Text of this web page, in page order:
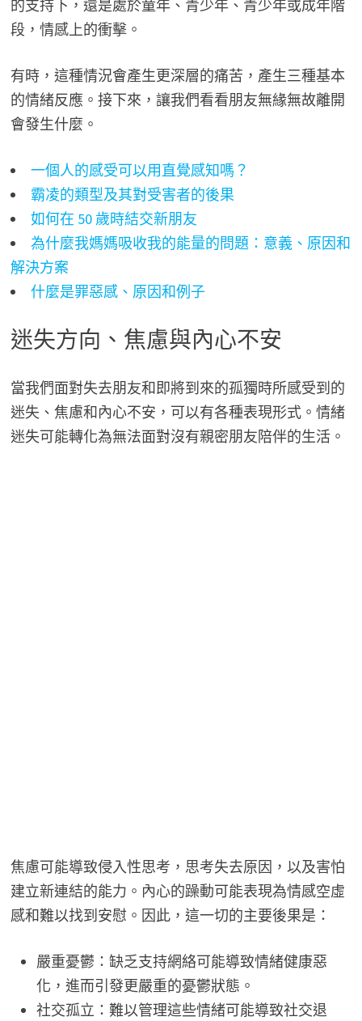
的支持下，還是處於童年、青少年、青少年或成年階
段，情感上的衝擊。
有時，這種情況會產生更深層的痛苦，產生三種基本
的情緒反應。接下來，讓我們看看朋友無緣無故離開
會發生什麼。
一個人的感受可以用直覺感知嗎？
霸凌的類型及其對受害者的後果
如何在 50 歲時結交新朋友
為什麼我媽媽吸收我的能量的問題：意義、原因和
解決方案
什麼是罪惡感、原因和例子
迷失方向、焦慮與內心不安
當我們面對失去朋友和即將到來的孤獨時所感受到的
迷失、焦慮和內心不安，可以有各種表現形式。情緒
迷失可能轉化為無法面對沒有親密朋友陪伴的生活。
焦慮可能導致侵入性思考，思考失去原因，以及害怕
建立新連結的能力。內心的躁動可能表現為情感空虛
感和難以找到安慰。因此，這一切的主要後果是：
嚴重憂鬱：缺乏支持網絡可能導致情緒健康惡
化，進而引發更嚴重的憂鬱狀態。
社交孤立：難以管理這些情緒可能導致社交退